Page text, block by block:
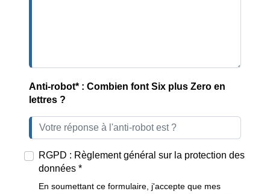
Anti-robot* : Combien font Six plus Zero en
lettres ?
RGPD : Règlement général sur la protection des
données *
En soumettant ce formulaire, j'accepte que mes